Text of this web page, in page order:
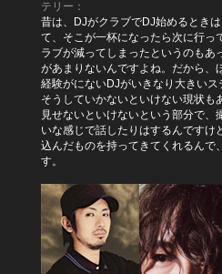
テリー：
昔は、DJがクラブでDJ始めるとき
て、そこが一杯になったら次に行っ
ラブが減ってしまったというのもあ
があまりないんですよね。だから、
経験がにないDJがいきなり大きい
そうしていかないといけない現状も
見せないといけないという部分で
いな感じで話したりはするんですけ
込んだものを持ってきてくれるんで
す。